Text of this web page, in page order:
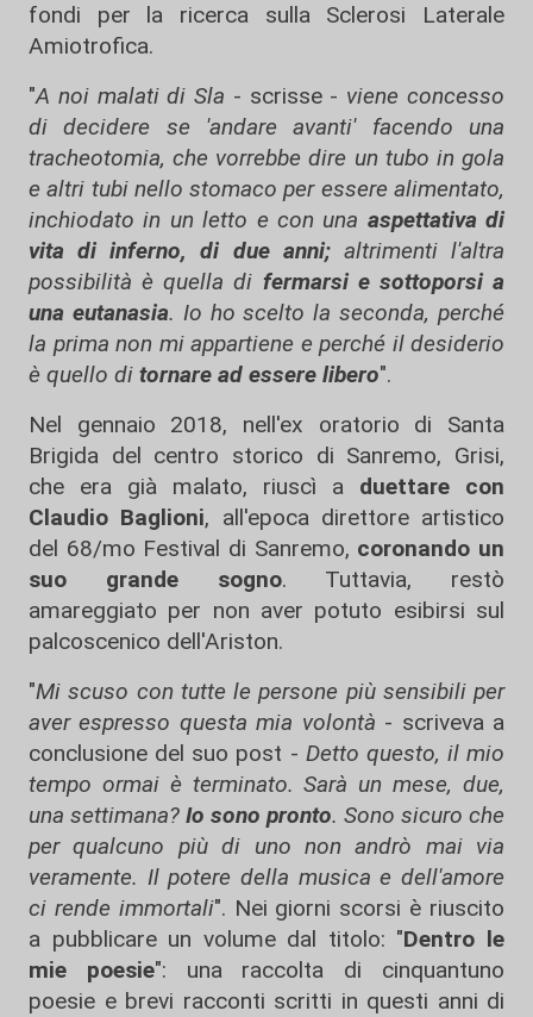
fondi per la ricerca sulla Sclerosi Laterale
Amiotrofica.
"A noi malati di Sla - scrisse - viene concesso
di decidere se 'andare avanti' facendo una
tracheotomia, che vorrebbe dire un tubo in gola
e altri tubi nello stomaco per essere alimentato,
inchiodato in un letto e con una aspettativa di
vita di inferno, di due anni;altrimenti l'altra
possibilità è quella di fermarsi e sottoporsi a
una eutanasia. Io ho scelto la seconda, perché
la prima non mi appartiene e perché il desiderio
è quello di tornare ad essere libero".
Nel gennaio 2018, nell'ex oratorio di Santa
Brigida del centro storico di Sanremo, Grisi,
che era già malato, riuscì a duettare con
Claudio Baglioni, all'epoca direttore artistico
del 68/mo Festival di Sanremo, coronando un
suo grande sogno. Tuttavia, restò
amareggiato per non aver potuto esibirsi sul
palcoscenico dell'Ariston.
"Mi scuso con tutte le persone più sensibili per
aver espresso questa mia volontà - scriveva a
conclusione del suo post - Detto questo, il mio
tempo ormai è terminato. Sarà un mese, due,
una settimana? Io sono pronto. Sono sicuro che
per qualcuno più di uno non andrò mai via
veramente. Il potere della musica e dell'amore
ci rende immortali". Nei giorni scorsi è riuscito
a pubblicare un volume dal titolo: "Dentro le
mie poesie": una raccolta di cinquantuno
poesie e brevi racconti scritti in questi anni di